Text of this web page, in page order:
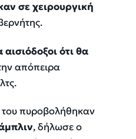
σε χειρουργική
ότι θα
απόπειρα
πυροβολήθηκαν
, δήλωσε ο